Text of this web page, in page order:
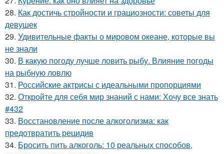
28. Как достичь стройности и грациозности: советы для
девушек
29. Удивительные факты о мировом океане, которые вы
не знали
30. В какую погоду лучше ловить рыбу. Влияние погоды
на рыбную ловлю
31. Российские актрисы с идеальными пропорциями
32. Откройте для себя мир знаний с нами: Хочу все знать
#432
33. Восстановление после алкоголизма: как
предотвратить рецидив
34. Бросить пить алкоголь: 10 реальных способов,